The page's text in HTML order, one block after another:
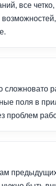
все
сложновато
поля в
проблем